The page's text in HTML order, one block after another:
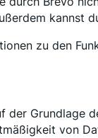
kannst
zu den
der Grundlage
von